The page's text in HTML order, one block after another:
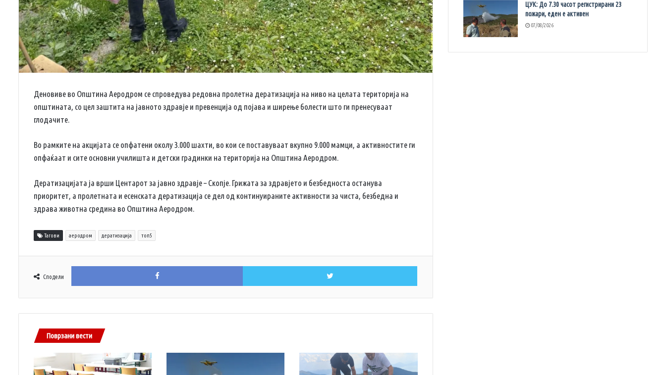
Деновиве во Општина Аеродром се спроведува редовна пролетна дератизација на ниво на целата територија на
општината, со цел заштита на јавното здравје и превенција од појава и ширење болести што ги пренесуваат
глодачите.
Во рамките на акцијата се опфатени околу 3.000 шахти, во кои се поставуваат вкупно 9.000 мамци, а активностите ги
опфаќаат и сите основни училишта и детски градинки на територија на Општина Аеродром.
Дератизацијата ја врши Центарот за јавно здравје – Скопје. Грижата за здравјето и безбедноста останува
приоритет, а пролетната и есенската дератизација се дел од континуираните активности за чиста, безбедна и
здрава животна средина во Општина Аеродром.
Тагови аеродром дератизација топ5
Сподели
Facebook Twitter
Поврзани вести
ЦУК: До 7.30 часот регистрирани 23
пожари, еден е активен
07/08/2026